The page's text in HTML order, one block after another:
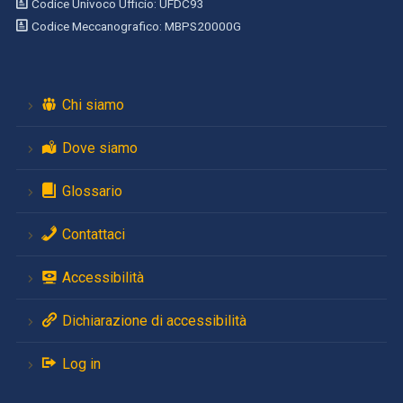
Codice Univoco Ufficio: UFDC93
Codice Meccanografico: MBPS20000G
Chi siamo
Dove siamo
Glossario
Contattaci
Accessibilità
Dichiarazione di accessibilità
Log in